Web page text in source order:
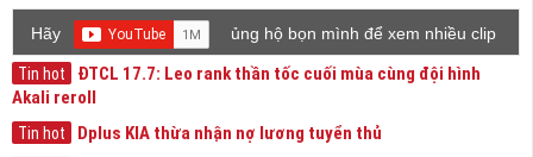
Hãy
ủng hộ bọn mình để xem nhiều clip
game mới hơn nhé!
Tin hot
ĐTCL 17.7: Leo rank thần tốc cuối mùa cùng đội hình
Akali reroll
Tin hot Dplus KIA thừa nhận nợ lương tuyển thủ